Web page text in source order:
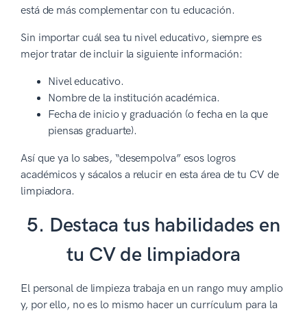
está de más complementar con tu educación.
Sin importar cuál sea tu nivel educativo, siempre es
mejor tratar de incluir la siguiente información:
Nivel educativo.
Nombre de la institución académica.
Fecha de inicio y graduación (o fecha en la que
piensas graduarte).
Así que ya lo sabes, “desempolva” esos logros
académicos y sácalos a relucir en esta área de tu CV de
limpiadora.
5. Destaca tus habilidades en
tu CV de limpiadora
El personal de limpieza trabaja en un rango muy amplio
y, por ello, no es lo mismo hacer un currículum para la